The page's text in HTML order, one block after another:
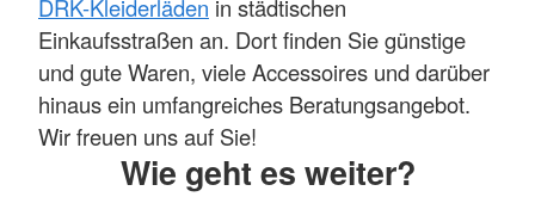
DRK-Kleiderläden in städtischen
Einkaufsstraßen an. Dort finden Sie günstige
und gute Waren, viele Accessoires und darüber
hinaus ein umfangreiches Beratungsangebot.
Wir freuen uns auf Sie!
Wie geht es weiter?